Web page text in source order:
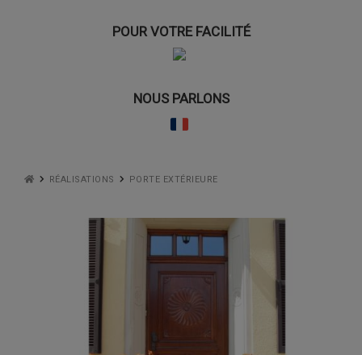
POUR VOTRE FACILITÉ
NOUS PARLONS
RÉALISATIONS PORTE EXTÉRIEURE